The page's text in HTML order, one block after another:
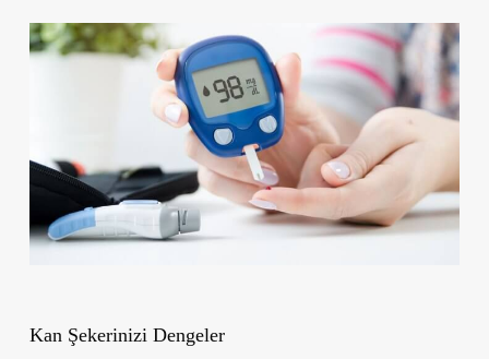
Kan Şekerinizi Dengeler